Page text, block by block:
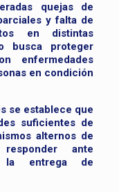
quejas de
y falta de
en distintas
busca proteger
enfermedades
en condición
se establece que
suficientes de
alternos de
ante
la entrega de